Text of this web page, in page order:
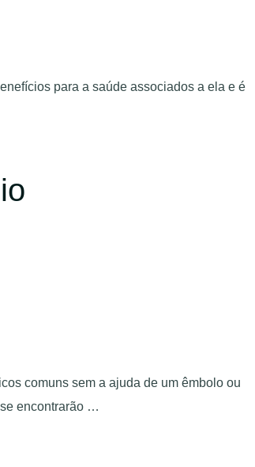
para a saúde associados a ela e é
comuns sem a ajuda de um êmbolo ou
encontrarão …